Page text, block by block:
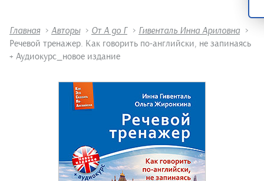
Главная > Авторы > От А до Г > Гивенталь Инна Ариловна >
Речевой тренажер. Как говорить по-английски, не запинаясь
+ Аудиокурс_новое издание